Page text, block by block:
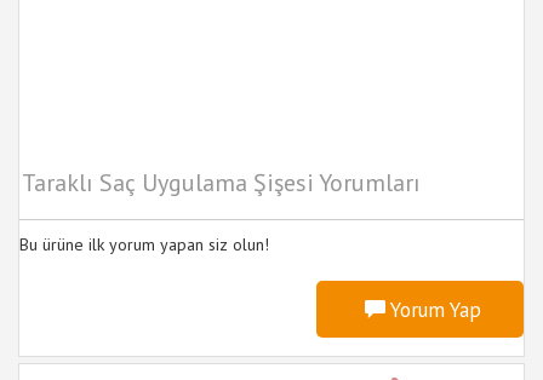
Taraklı Saç Uygulama Şişesi Yorumları
Bu ürüne ilk yorum yapan siz olun!
Yorum Yap